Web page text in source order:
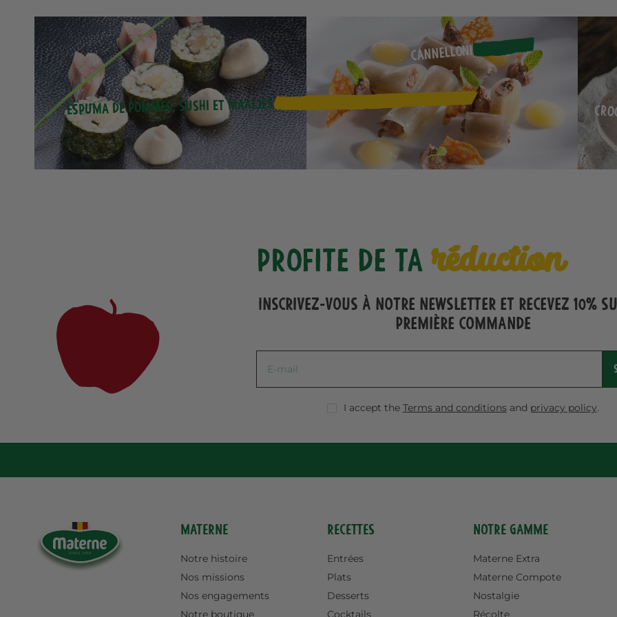
Espuma de pommes, sushi et maatjes
Cannelloni
Profite de taréduction
Inscrivez-vous à notre Newsletter et recevez 10%
première commande
I accept the Terms and conditionsand privacy policy.
Materne
Notre histoire
Nos missions
Nos engagements
Notre boutique
Recettes
Entrées
Plats
Desserts
Cocktails
Notre gamme
Materne Extra
Materne Compote
Nostalgie
Récolte